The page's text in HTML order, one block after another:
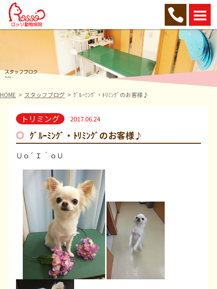
HOME スタッフブログ ｸﾞﾙｰﾐﾝｸﾞ・ﾄﾘﾐﾝｸﾞのお客様♪
トリミング 2017.06.24
ｸﾞﾙｰﾐﾝｸﾞ・ﾄﾘﾐﾝｸﾞのお客様♪
Ｕｏ´ Ｉ ｀ｏＵ